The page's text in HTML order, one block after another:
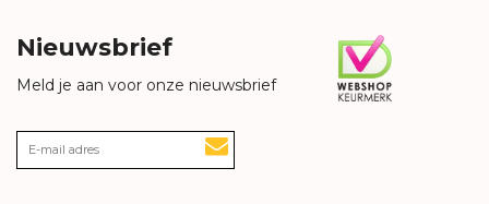
Nieuwsbrief
Meld je aan voor onze nieuwsbrief